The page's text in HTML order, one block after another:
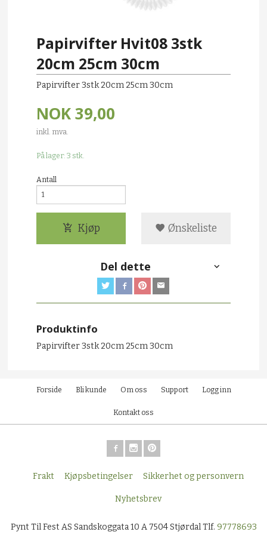
Papirvifter Hvit08 3stk
20cm 25cm 30cm
Papirvifter 3stk 20cm 25cm 30cm
NOK 39,00
inkl. mva.
På lager: 3 stk.
Antall
Kjøp Ønskeliste
Del dette
Produktinfo
Papirvifter 3stk 20cm 25cm 30cm
Forside Bli kunde Om oss Support Logg inn
Kontakt oss
Frakt Kjøpsbetingelser Sikkerhet og personvern
Nyhetsbrev
Pynt Til Fest AS Sandskoggata 10 A 7504 Stjørdal Tlf. 97778693